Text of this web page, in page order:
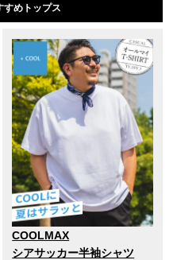
すめトップス
COOLMAX
シアサッカー半袖シャツ